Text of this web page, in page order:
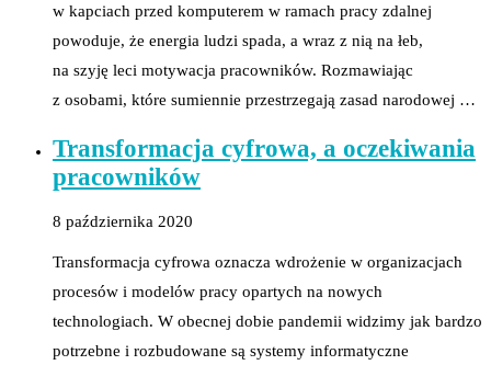
w kapciach przed komputerem w ramach pracy zdalnej
powoduje, że energia ludzi spada, a wraz z nią na łeb,
na szyję leci motywacja pracowników. Rozmawiając
z osobami, które sumiennie przestrzegają zasad narodowej …
Transformacja cyfrowa, a oczekiwania
pracowników
8 października 2020
Transformacja cyfrowa oznacza wdrożenie w organizacjach
procesów i modelów pracy opartych na nowych
technologiach. W obecnej dobie pandemii widzimy jak bardzo
potrzebne i rozbudowane są systemy informatyczne